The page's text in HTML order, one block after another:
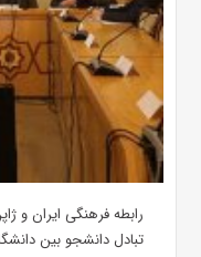
رابطه فرهنگی ایران و
تبادل دانشجو بین